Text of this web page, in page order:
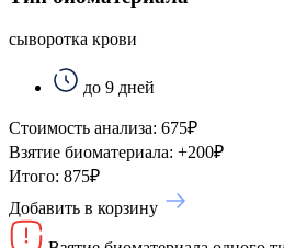
сыворотка крови
до 9 дней
Стоимость анализа: 675₽
Взятие биоматериала: +200₽
Итого: 875₽
Добавить в корзину